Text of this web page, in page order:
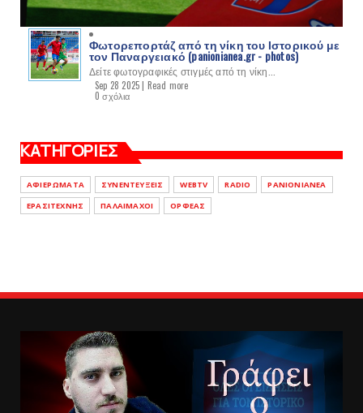
Φωτορεπορτάζ από τη νίκη του Ιστορικού με
τον Παναργειακό (panionianea.gr - photos)
Δείτε φωτογραφικές στιγμές από τη νίκη...
Sep 28 2025 | Read more
0 σχόλια
ΚΑΤΗΓΟΡΙΕΣ
ΑΦΙΕΡΩΜΑΤΑ ΣΥΝΕΝΤΕΥΞΕΙΣ WEBTV RADIO
PANIONIANEA
ΕΡΑΣΙΤΕΧΝΗΣ
ΠΑΛΑΙΜΑΧΟΙ ΟΡΦΕΑΣ